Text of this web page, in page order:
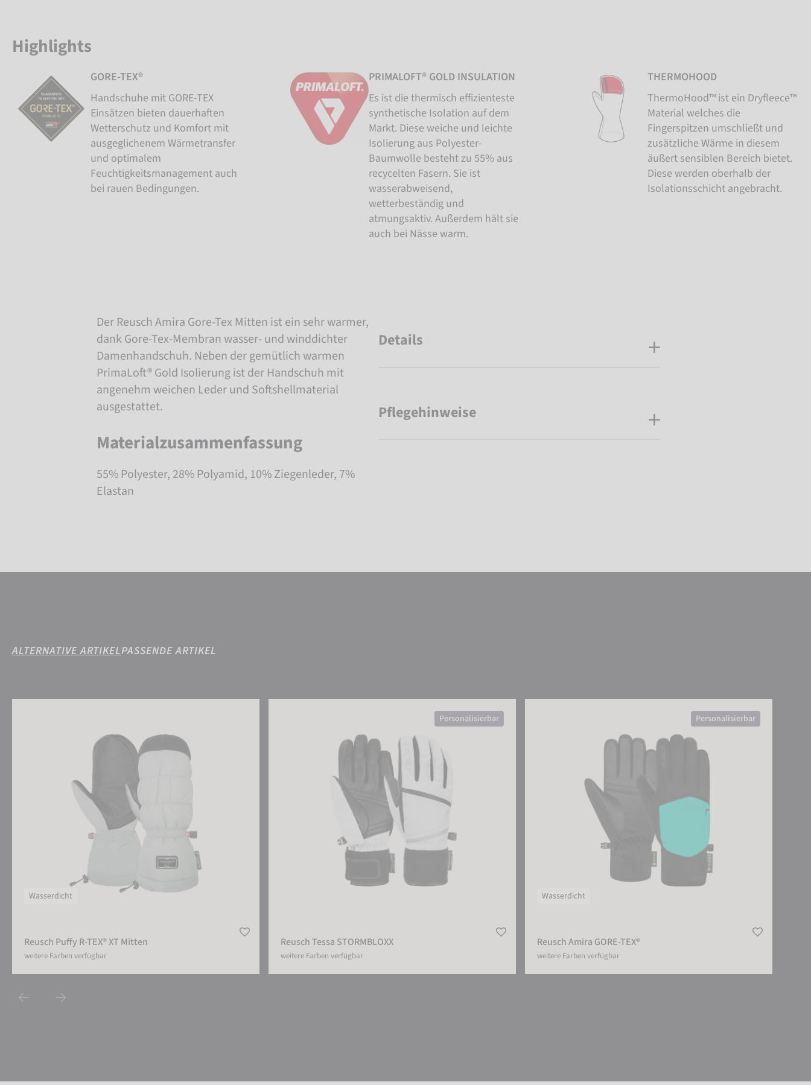
Highlights
GORE-TEX®
Handschuhe mit GORE-TEX
Einsätzen bieten dauerhaften
Wetterschutz und Komfort mit
ausgeglichenem Wärmetransfer
und optimalem
Feuchtigkeitsmanagement auch
bei rauen Bedingungen.
PRIMALOFT® GOLD INSULATION
Es ist die thermisch effizienteste
synthetische Isolation auf dem
Markt. Diese weiche und leichte
Isolierung aus Polyester-
Baumwolle besteht zu 55% aus
recycelten Fasern. Sie ist
wasserabweisend,
wetterbeständig und
atmungsaktiv. Außerdem hält sie
auch bei Nässe warm.
THERMOHOOD
ThermoHood™ ist ein Dryfleece™
Material welches die
Fingerspitzen umschließt und
zusätzliche Wärme in diesem
äußert sensiblen Bereich bietet.
Diese werden oberhalb der
Isolationsschicht angebracht.
Der Reusch Amira Gore-Tex Mitten ist ein sehr warmer,
dank Gore-Tex-Membran wasser- und winddichter
Damenhandschuh. Neben der gemütlich warmen
PrimaLoft® Gold Isolierung ist der Handschuh mit
angenehm weichen Leder und Softshellmaterial
ausgestattet.
Materialzusammenfassung
55% Polyester, 28% Polyamid, 10% Ziegenleder, 7%
Elastan
Details
Pflegehinweise
ALTERNATIVE ARTIKELPASSENDE ARTIKEL
Wasserdicht
Reusch Puffy R-TEX® XT Mitten
weitere Farben verfügbar
Personalisierbar
Reusch Tessa STORMBLOXX
weitere Farben verfügbar
Personalisierbar
Wasserdicht
Reusch Amira GORE-TEX®
weitere Farben verfügbar